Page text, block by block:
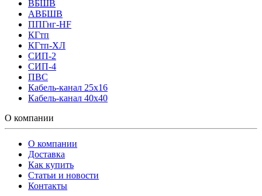
ВБШВ
АВБШВ
ППГнг-HF
КГтп
КГтп-ХЛ
СИП-2
СИП-4
ПВС
Кабель-канал 25х16
Кабель-канал 40х40
О компании
О компании
Доставка
Как купить
Статьи и новости
Контакты